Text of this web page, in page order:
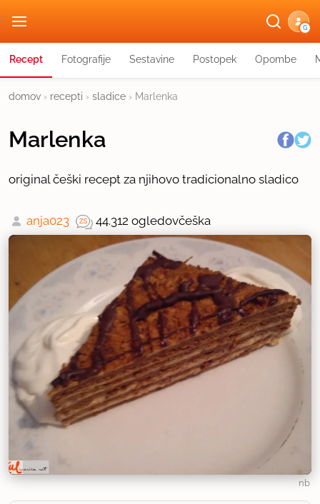
G
Recept Fotografije Sestavine Postopek Opombe
domov › recepti › sladice › Marlenka
Marlenka
original češki recept za njihovo tradicionalno sladico
anja023 44.312 ogledovčeška
nb